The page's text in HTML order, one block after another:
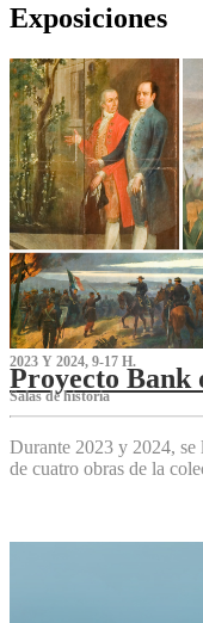
Exposiciones
2023 Y 2024, 9-17 H.
Proyecto Bank
S‌alas de historia
Durante 2023 y 2024, se
de cuatro obras de la